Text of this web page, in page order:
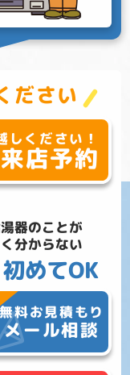
ださい
器のことが
分からない
初めてOK
無料お見積もり
メール相談
しください！
来店予約